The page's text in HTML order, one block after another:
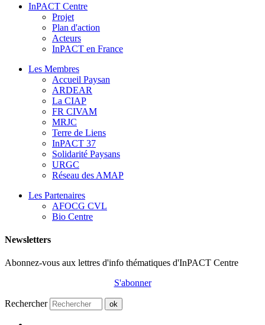
InPACT Centre
Projet
Plan d'action
Acteurs
InPACT en France
Les Membres
Accueil Paysan
ARDEAR
La CIAP
FR CIVAM
MRJC
Terre de Liens
InPACT 37
Solidarité Paysans
URGC
Réseau des AMAP
Les Partenaires
AFOCG CVL
Bio Centre
Newsletters
Abonnez-vous aux lettres d'info thématiques d'InPACT Centre
S'abonner
Rechercher ok